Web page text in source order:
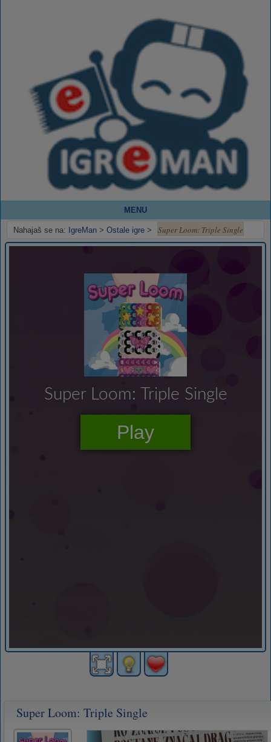
MENU
Nahajaš se na: IgreMan > Ostale igre > Super Loom: Triple Single
Super Loom: Triple Single